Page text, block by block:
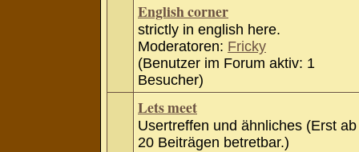
English corner
strictly in english here.
Moderatoren: Fricky
(Benutzer im Forum aktiv: 1
Besucher)
Lets meet
Usertreffen und ähnliches (Erst ab
20 Beiträgen betretbar.)